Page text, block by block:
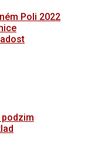
Poli 2022